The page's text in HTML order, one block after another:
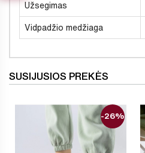
Užsegimas
Vidpadžio medžiaga
SUSIJUSIOS PREKĖS
-26%